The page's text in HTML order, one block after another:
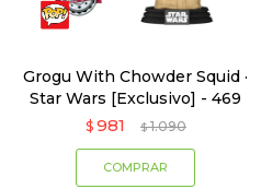
Grogu With Chowder Squid ·
Star Wars [Exclusivo] - 469
$ 981 $ 1.090